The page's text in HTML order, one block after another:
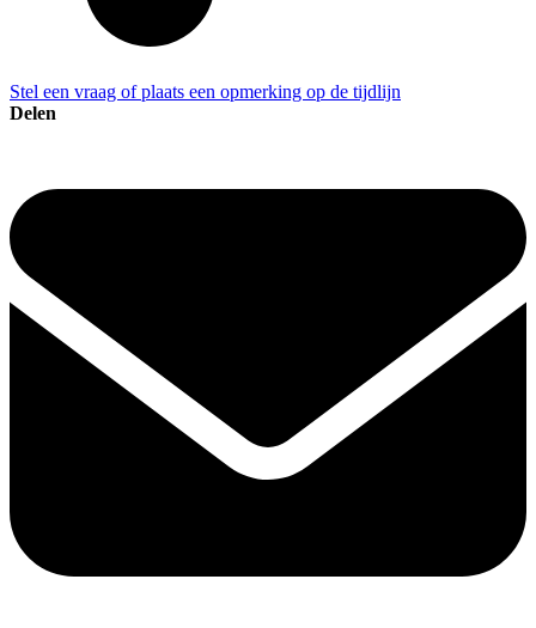
Stel een vraag of plaats een opmerking op de tijdlijn
Delen